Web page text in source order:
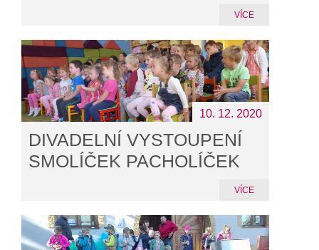
VÍCE
10. 12. 2020
DIVADELNÍ VYSTOUPENÍ
SMOLÍČEK PACHOLÍČEK
VÍCE